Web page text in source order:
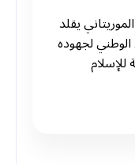
يقلد
لجهوده